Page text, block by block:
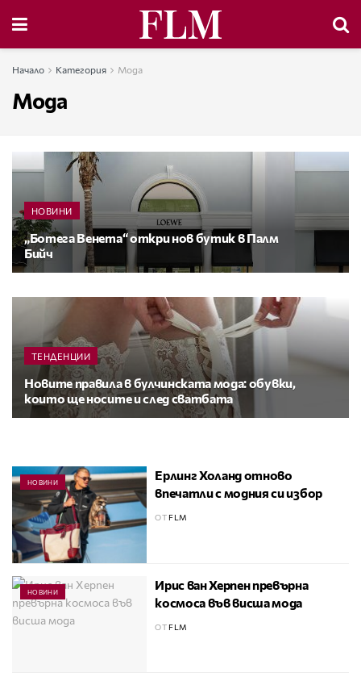
Начало Категория Мода
Мода
НОВИНИ
„Ботега Венета“ откри нов бутик в Палм
Бийч
ТЕНДЕНЦИИ
Новите правила в булчинската мода: обувки,
които ще носите и след сватбата
НОВИНИ
Ерлинг Холанд отново
впечатли с модния си избор
ОТ FLM
НОВИНИ
Ирис ван Херпен превърна
космоса във висша мода
ОТ FLM